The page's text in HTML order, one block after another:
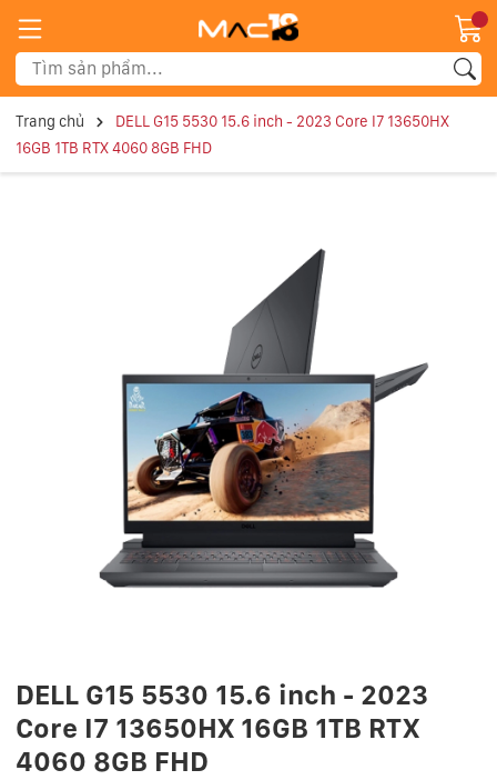
Trang chủ
DELL G15 5530 15.6 inch - 2023 Core I7 13650HX
16GB 1TB RTX 4060 8GB FHD
DELL G15 5530 15.6 inch - 2023
Core I7 13650HX 16GB 1TB RTX
4060 8GB FHD